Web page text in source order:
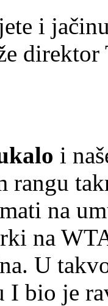
i
i
rangu
na
na
U
I bio je